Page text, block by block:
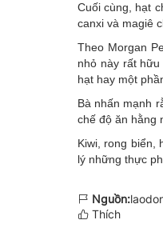
Cuối cùng, hạt
canxi và magiê
Theo Morgan
nhỏ này rất
hạt hay một
Bà nhấn mạnh
chế độ ăn hằng
Kiwi, rong biển,
lý những thực
Nguồn:
Thích